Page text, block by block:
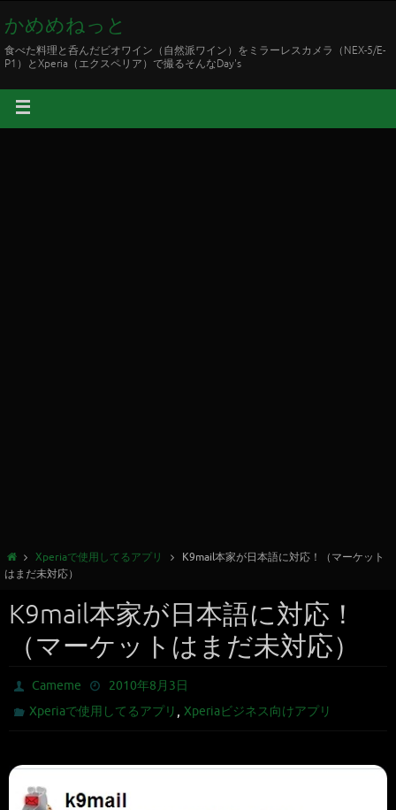
かめめねっと
食べた料理と呑んだビオワイン（自然派ワイン）をミラーレスカメラ（NEX-5/E-
P1）とXperia（エクスペリア）で撮るそんなDay's
Xperiaで使用してるアプリ
K9mail本家が日本語に対応！（マーケット
はまだ未対応）
K9mail本家が日本語に対応！
（マーケットはまだ未対応）
Cameme
2010年8月3日
Xperiaで使用してるアプリ ,Xperiaビジネス向けアプリ